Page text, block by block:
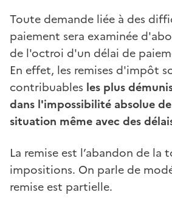
Toute demande liée à des
paiement sera examinée
de l'octroi d'un délai de
En effet, les remises d'impôt
contribuables les plus
dans l'impossibilité absolue
situation même avec des
La remise est l’abandon de la
impositions. On parle de
remise est partielle.